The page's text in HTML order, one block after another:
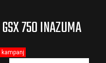
GSX 750 INAZUMA
kampanj